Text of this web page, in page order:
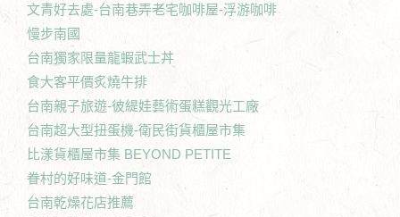
文青好去處-台南巷弄老宅咖啡屋-浮游咖啡
慢步南國
台南獨家限量龍蝦武士丼
食大客平價炙燒牛排
台南親子旅遊-彼緹娃藝術蛋糕觀光工廠
台南超大型扭蛋機-衛民街貨櫃屋市集
比漾貨櫃屋市集 BEYOND PETITE
眷村的好味道-金門館
台南乾燥花店推薦